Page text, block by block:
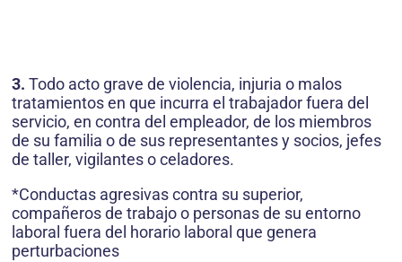
3. Todo acto grave de violencia, injuria o malos
tratamientos en que incurra el trabajador fuera del
servicio, en contra del empleador, de los miembros
de su familia o de sus representantes y socios, jefes
de taller, vigilantes o celadores.
*Conductas agresivas contra su superior,
compañeros de trabajo o personas de su entorno
laboral fuera del horario laboral que genera
perturbaciones